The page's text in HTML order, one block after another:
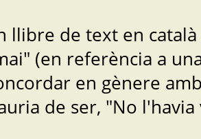
llibre de text en
(en referència a
en gènere
de ser, "No l'havia